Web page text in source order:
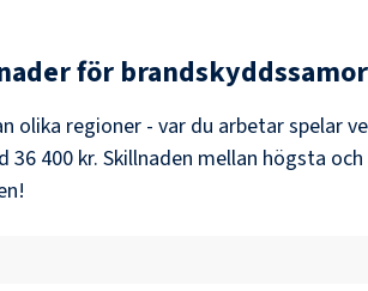
för
olika regioner - var du arbetar spelar
36 400 kr. Skillnaden mellan högsta